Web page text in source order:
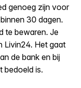
genoeg zijn voor
30 dagen.
te bewaren. Je
Livin24. Het gaat
de bank en bij
bedoeld is.